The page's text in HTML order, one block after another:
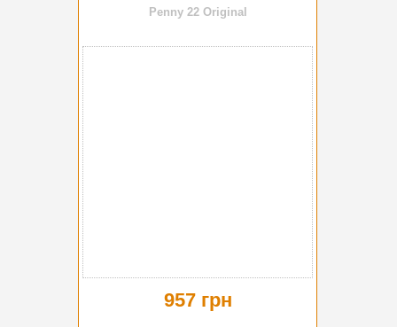
Penny 22 Original
957 грн